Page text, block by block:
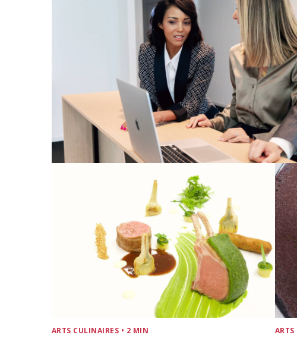
ARTS CULINAIRES • 2 MIN ARTS